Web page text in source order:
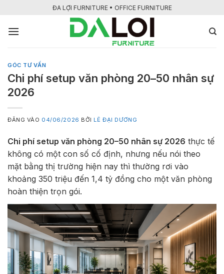
nội
ĐA LỢI FURNITURE • OFFICE FURNITURE
GÓC TƯ VẤN
Chi phí setup văn phòng 20–50 nhân sự
2026
ĐĂNG VÀO 04/06/2026 BỞI LÊ ĐẠI DƯƠNG
Chi phí setup văn phòng 20–50 nhân sự 2026 thực tế
không có một con số cố định, nhưng nếu nói theo
mặt bằng thị trường hiện nay thì thường rơi vào
khoảng 350 triệu đến 1,4 tỷ đồng cho một văn phòng
hoàn thiện trọn gói.